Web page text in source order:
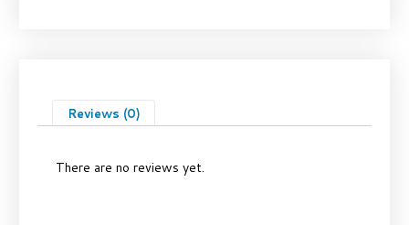
Reviews (0)
There are no reviews yet.